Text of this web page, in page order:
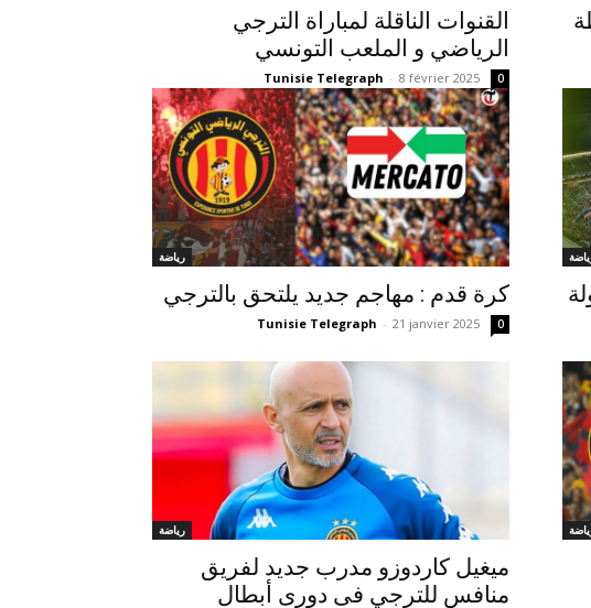
القنوات الناقلة لمباراة الترجي
الرياضي و الملعب التونسي
Tunisie Telegraph - 8 février 2025 0
رياضة
كرة قدم : مهاجم جديد يلتحق بالترجي
Tunisie Telegraph - 21 janvier 2025 0
رياضة
ميغيل كاردوزو مدرب جديد لفريق
منافس للترجي فى دورى أبطال